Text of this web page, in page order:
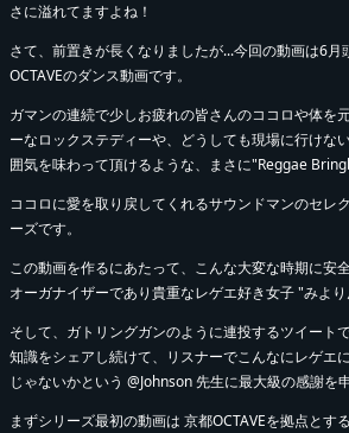
さに溢れてますよね！
さて、前置きが長くなりましたが...今回の動画は6月
OCTAVEのダンス動画です。
ガマンの連続で少しお疲れの皆さんのココロや体を
ーなロックステディーや、どうしても現場に行けな
囲気を味わって頂けるような、まさに"Reggae
ココロに愛を取り戻してくれるサウンドマンのセレ
ーズです。
この動画を作るにあたって、こんな大変な時期に安
オーガナイザーであり貴重なレゲエ好き女子 "みよ
そして、ガトリングガンのように連投するツイート
知識をシェアし続けて、リスナーでこんなにレゲエ
じゃないかという @Johnson 先生に最大級の感謝を
まずシリーズ最初の動画は 京都OCTAVEを拠点とす